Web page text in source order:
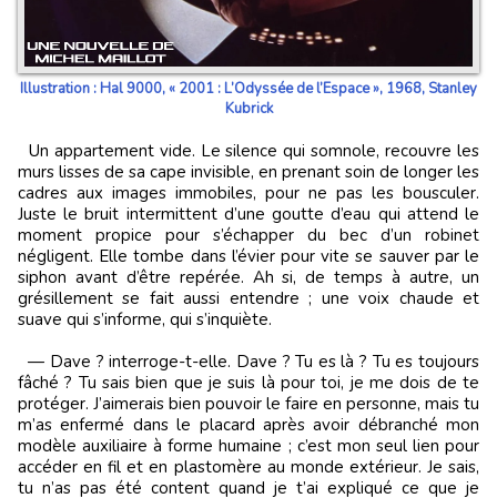
Illustration : Hal 9000, « 2001 : L’Odyssée de l’Espace », 1968, Stanley
Kubrick
Un appartement vide. Le silence qui somnole, recouvre les
murs lisses de sa cape invisible, en prenant soin de longer les
cadres aux images immobiles, pour ne pas les bousculer.
Juste le bruit intermittent d’une goutte d’eau qui attend le
moment propice pour s’échapper du bec d’un robinet
négligent. Elle tombe dans l’évier pour vite se sauver par le
siphon avant d’être repérée. Ah si, de temps à autre, un
grésillement se fait aussi entendre ; une voix chaude et
suave qui s’informe, qui s’inquiète.
— Dave ? interroge-t-elle. Dave ? Tu es là ? Tu es toujours
fâché ? Tu sais bien que je suis là pour toi, je me dois de te
protéger. J’aimerais bien pouvoir le faire en personne, mais tu
m’as enfermé dans le placard après avoir débranché mon
modèle auxiliaire à forme humaine ; c’est mon seul lien pour
accéder en fil et en plastomère au monde extérieur. Je sais,
tu n’as pas été content quand je t’ai expliqué ce que je